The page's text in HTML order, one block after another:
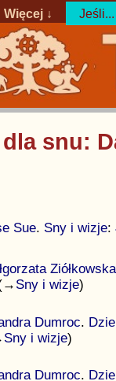
Więcej ↓ Jeśli...
snu:
Sue. Sny i wizje:
Ziółkowska
Sny i wizje)
Dumroc.
Sny i wizje)
Dumroc.